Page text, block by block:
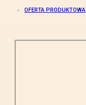
OFERTA PRODUKTOWA